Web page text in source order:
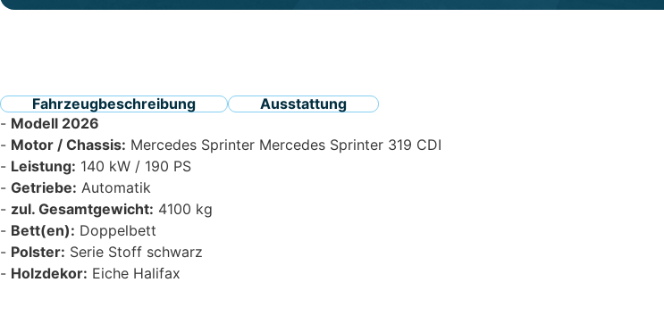
Fahrzeugbeschreibung
Ausstattung
Modell 2026
Motor / Chassis: Mercedes Sprinter Mercedes Sprinter 319 CDI
Leistung: 140 kW / 190 PS
Getriebe: Automatik
zul. Gesamtgewicht: 4100 kg
Bett(en): Doppelbett
Polster: Serie Stoff schwarz
Holzdekor: Eiche Halifax